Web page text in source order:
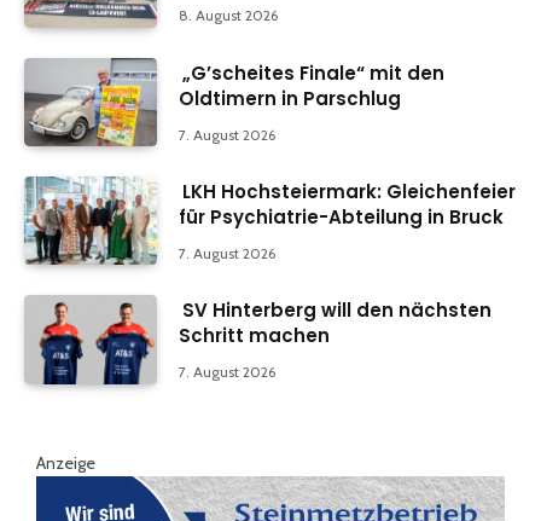
8. August 2026
„G’scheites Finale“ mit den
Oldtimern in Parschlug
7. August 2026
LKH Hochsteiermark: Gleichenfeier
für Psychiatrie-Abteilung in Bruck
7. August 2026
SV Hinterberg will den nächsten
Schritt machen
7. August 2026
Anzeige